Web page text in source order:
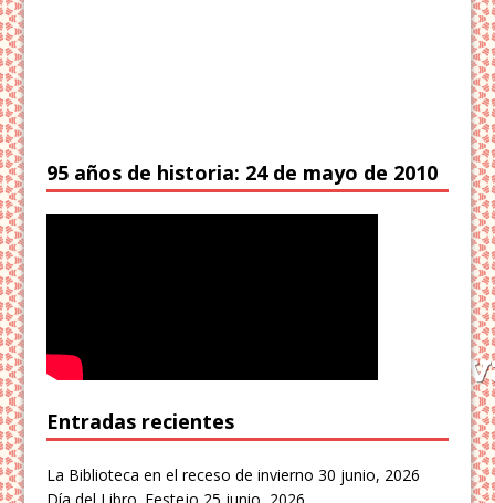
95 años de historia: 24 de mayo de 2010
Entradas recientes
La Biblioteca en el receso de invierno 30 junio, 2026